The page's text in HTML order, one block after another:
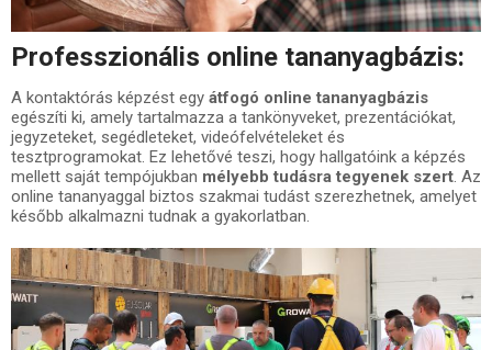
Professzionális online tananyagbázis:
A kontaktórás képzést egy átfogó online tananyagbázis
egészíti ki, amely tartalmazza a tankönyveket, prezentációkat,
jegyzeteket, segédleteket, videófelvételeket és
tesztprogramokat. Ez lehetővé teszi, hogy hallgatóink a képzés
mellett saját tempójukban mélyebb tudásra tegyenek szert. Az
online tananyaggal biztos szakmai tudást szerezhetnek, amelyet
később alkalmazni tudnak a gyakorlatban.